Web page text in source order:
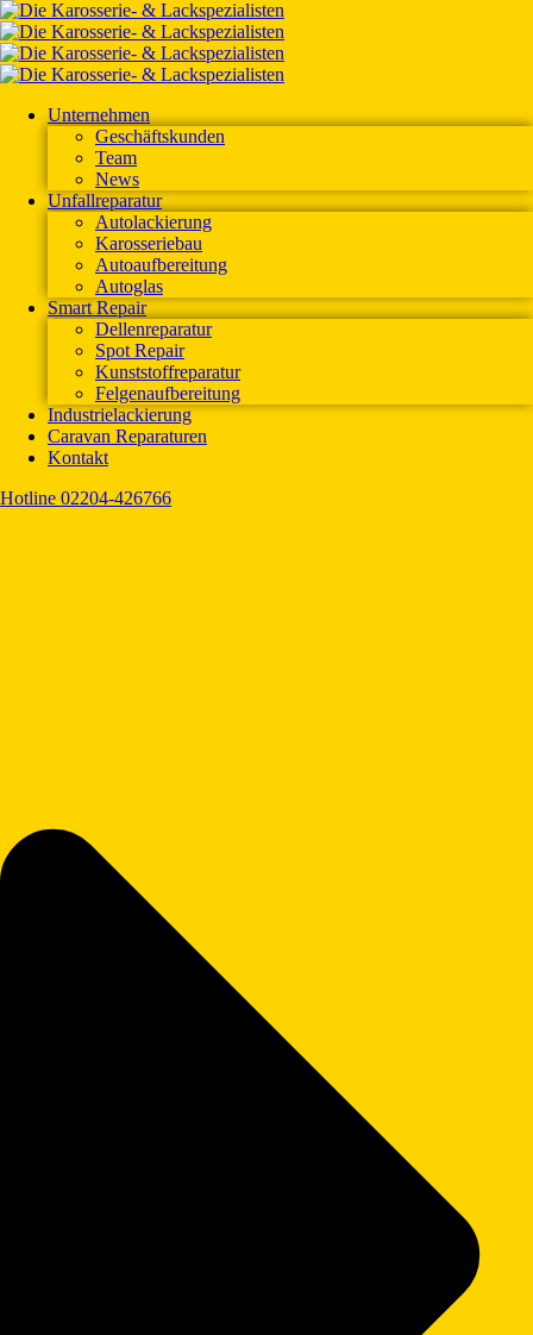
Unternehmen
Geschäftskunden
Team
News
Unfallreparatur
Autolackierung
Karosseriebau
Autoaufbereitung
Autoglas
Smart Repair
Dellenreparatur
Spot Repair
Kunststoffreparatur
Felgenaufbereitung
Industrielackierung
Caravan Reparaturen
Kontakt
Hotline 02204-426766